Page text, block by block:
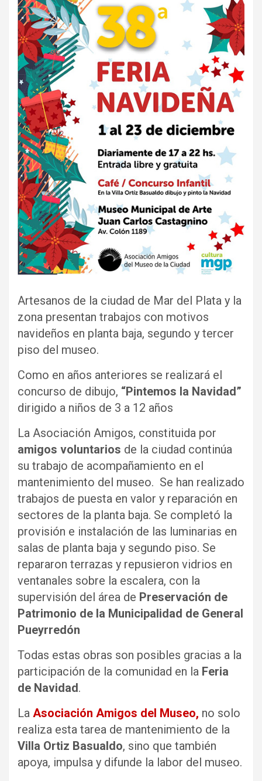
Artesanos de la ciudad de Mar del Plata y la
zona presentan trabajos con motivos
navideños en planta baja, segundo y tercer
piso del museo.
Como en años anteriores se realizará el
concurso de dibujo, “Pintemos la Navidad”
dirigido a niños de 3 a 12 años
La Asociación Amigos, constituida por
amigos voluntarios de la ciudad continúa
su trabajo de acompañamiento en el
mantenimiento del museo. Se han realizado
trabajos de puesta en valor y reparación en
sectores de la planta baja. Se completó la
provisión e instalación de las luminarias en
salas de planta baja y segundo piso. Se
repararon terrazas y repusieron vidrios en
ventanales sobre la escalera, con la
supervisión del área de Preservación de
Patrimonio de la Municipalidad de General
Pueyrredón
Todas estas obras son posibles gracias a la
participación de la comunidad en la Feria
de Navidad.
La Asociación Amigos del Museo, no solo
realiza esta tarea de mantenimiento de la
Villa Ortiz Basualdo, sino que también
apoya, impulsa y difunde la labor del museo.